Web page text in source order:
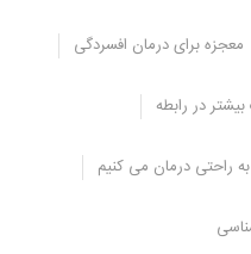
معجزه برای درمان افسردگی
در رابطه
راحتی درمان می کنیم
گرم بودن محیط